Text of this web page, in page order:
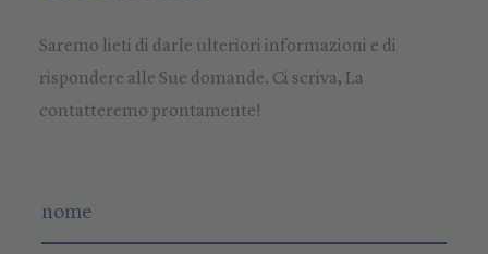
Saremo lieti di darle ulteriori informazioni e di
rispondere alle Sue domande. Ci scriva, La
contatteremo prontamente!